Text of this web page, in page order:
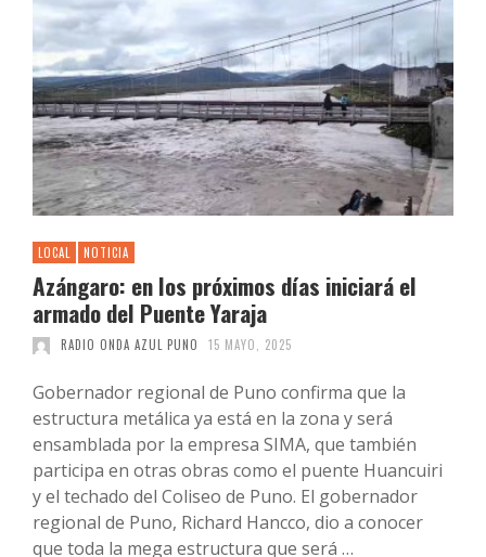
LOCAL NOTICIA
Azángaro: en los próximos días iniciará el
armado del Puente Yaraja
RADIO ONDA AZUL PUNO 15 MAYO, 2025
Gobernador regional de Puno confirma que la
estructura metálica ya está en la zona y será
ensamblada por la empresa SIMA, que también
participa en otras obras como el puente Huancuiri
y el techado del Coliseo de Puno. El gobernador
regional de Puno, Richard Hancco, dio a conocer
que toda la mega estructura que será …